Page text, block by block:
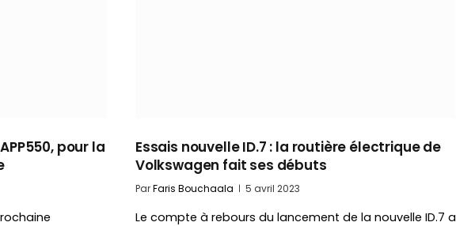
pour la
Essais nouvelle ID.7 : la routière électrique de
Volkswagen fait ses débuts
ParFaris Bouchaala 5 avril 2023
Le compte à rebours du lancement de la nouvelle ID.7 a